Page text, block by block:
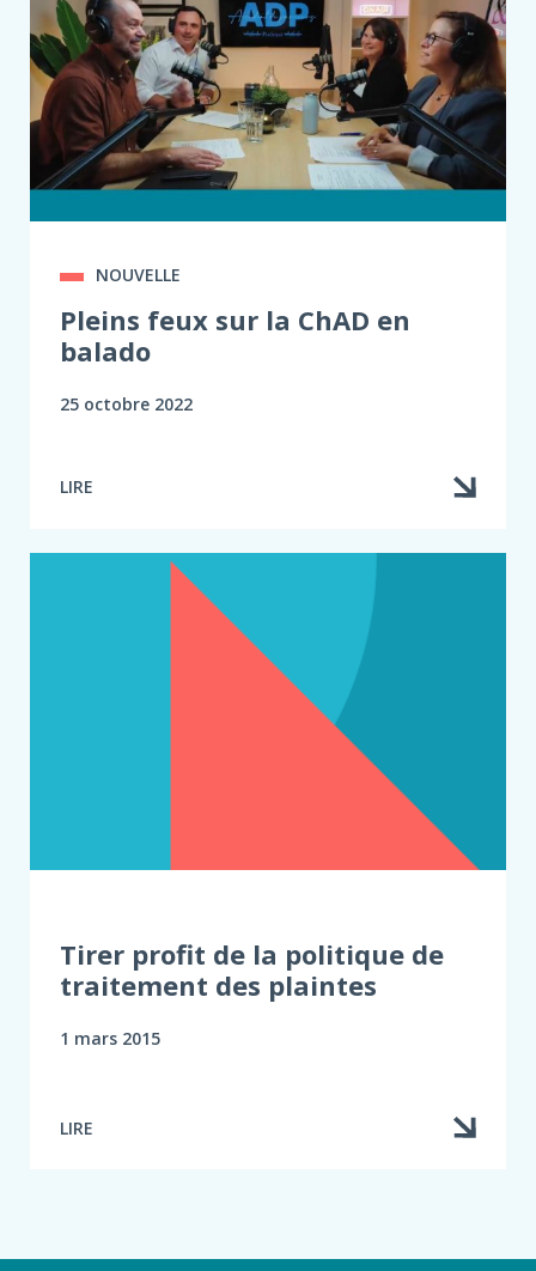
NOUVELLE
Pleins feux sur la ChAD en
balado
25 octobre 2022
LIRE
Tirer profit de la politique de
traitement des plaintes
1 mars 2015
LIRE